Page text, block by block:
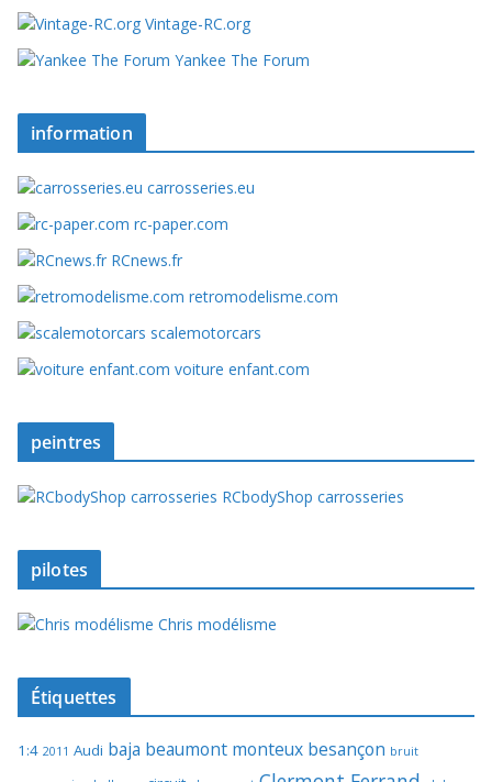
Vintage-RC.org
Yankee The Forum
information
carrosseries.eu
rc-paper.com
RCnews.fr
retromodelisme.com
scalemotorcars
voiture enfant.com
peintres
RCbodyShop carrosseries
pilotes
Chris modélisme
Étiquettes
1:4 2011 Audi baja beaumont monteux besançon bruit